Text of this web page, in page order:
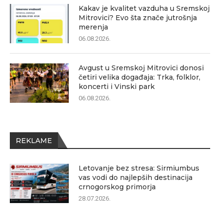
Kakav je kvalitet vazduha u Sremskoj
Mitrovici? Evo šta znače jutrošnja
merenja
06.08.2026.
Avgust u Sremskoj Mitrovici donosi
četiri velika događaja: Trka, folklor,
koncerti i Vinski park
06.08.2026.
REKLAME
Letovanje bez stresa: Sirmiumbus
vas vodi do najlepših destinacija
crnogorskog primorja
28.07.2026.